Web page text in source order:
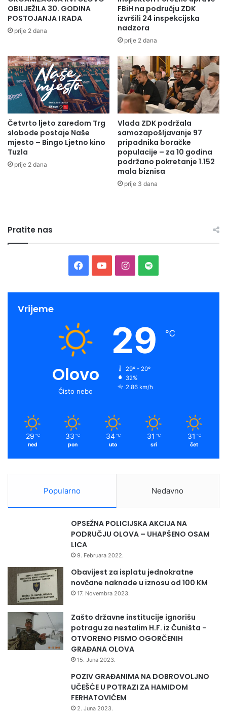
OBILJEŽILA 30. GODINA
POSTOJANJA I RADA
prije 2 dana
FBiH na području ZDK
izvršili 24 inspekcijska
nadzora
prije 2 dana
Četvrto ljeto zaredom Trg
slobode postaje Naše
mjesto – Bingo Ljetno kino
Tuzla
prije 2 dana
Vlada ZDK podržala
samozapošljavanje 97
pripadnika boračke
populacije – za 10 godina
podržano pokretanje 1.152
mala biznisa
prije 3 dana
Pratite nas
Facebook
YouTubeInstagram
Spotify
Vrijeme
Olovo
Čisto nebo
29 ℃
29º - 20º
32%
2.86 km/h
29 ℃
ned
33 ℃
pon
34 ℃
uto
31 ℃
sri
31 ℃
čet
Popularno Nedavno
OPSEŽNA POLICIJSKA AKCIJA NA
PODRUČJU OLOVA – UHAPŠENO OSAM
LICA
9. Februara 2022.
Obavijest za isplatu jednokratne
novčane naknade u iznosu od 100 KM
17. Novembra 2023.
Zašto državne institucije ignorišu
potragu za nestalim H.F. iz Čuništa -
OTVORENO PISMO OGORČENIH
GRAĐANA OLOVA
15. Juna 2023.
POZIV GRAĐANIMA NA DOBROVOLJNO
UČEŠĆE U POTRAZI ZA HAMIDOM
FERHATOVIĆEM
2. Juna 2023.